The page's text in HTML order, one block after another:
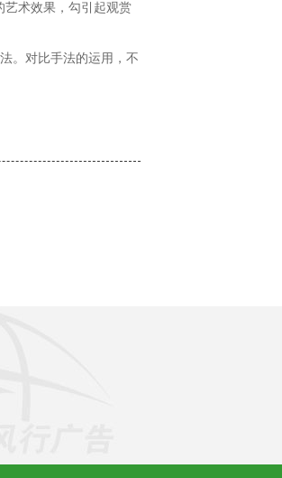
艺术效果，勾引起观赏
。对比手法的运用，不